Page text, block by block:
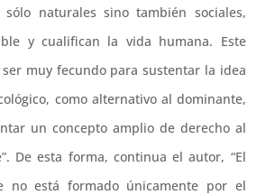
sólo naturales sino también sociales,
y cualifican la vida humana. Este
muy fecundo para sustentar la idea
como alternativo al dominante,
un concepto amplio de derecho al
De esta forma, continua el autor, “El
no está formado únicamente por el